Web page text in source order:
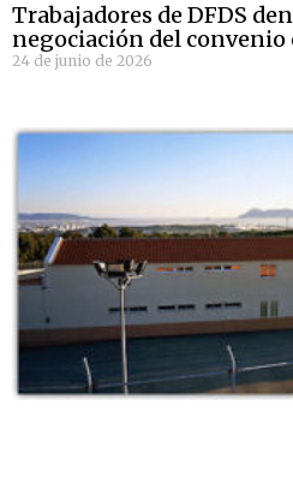
Trabajadores de DFDS
negociación del convenio
24 de junio de 2026